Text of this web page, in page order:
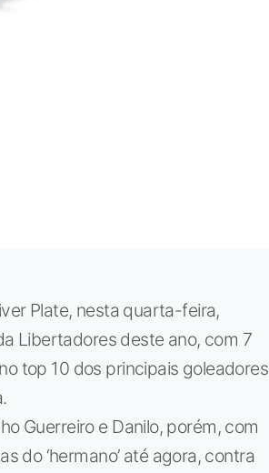
Plate, nesta quarta-feira,
Libertadores deste ano, com 7
top 10 dos principais goleadores
Guerreiro e Danilo, porém, com
do ‘hermano’ até agora, contra